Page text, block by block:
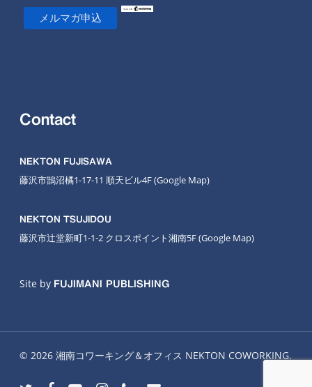
Contact
NEKTON FUJISAWA
藤沢市鵠沼橘1-17-11 順天ビル4F(Google Map)
NEKTON TSUJIDOU
藤沢市辻堂新町1-1-2 クロスポイント湘南5F(Google Map)
Site by FUJIMANI PUBLISHING
© 2026 湘南コワーキング＆オフィス NEKTON COWORKING.